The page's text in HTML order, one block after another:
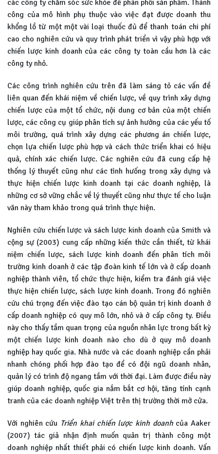
các công ty chăm sóc sức khỏe để phân phối sản phẩm. Thành
công của mô hình phụ thuộc vào việc đạt được doanh thu
khổng lồ từ một một vài loại thuốc đủ để thanh toán chi phí
cao cho nghiên cứu và quy trình phát triển vì vậy phù hợp với
chiến lược kinh doanh của các công ty toàn cầu hơn là các
công ty nhỏ.
Các công trình nghiên cứu trên đã làm sáng tỏ các vấn đề
liên quan đến khái niệm về chiến lược, về quy trình xây dựng
chiến lược của một tổ chức, nội dung cơ bản của một chiến
lược, các công cụ giúp phân tích sự ảnh hưởng của các yếu tố
môi trường, quá trình xây dựng các phương án chiến lược,
chọn lựa chiến lược phù hợp và cách thức triển khai có hiệu
quả, chính xác chiến lược. Các nghiên cứu đã cung cấp hệ
thống lý thuyết cũng như các tình hưống trong xây dựng và
thực hiện chiến lược kinh doanh tại các doanh nghiệp, là
những cơ sở vững chắc về lý thuyết cũng như thực tế cho luận
văn này tham khảo trong quá trình thực hiện.
Nghiên cứu chiến lược và sách lược kinh doanh của Smith và
cộng sự (2003) cung cấp những kiến thức cần thiết, từ khái
niệm chiến lược, sách lược kinh doanh đến phân tích môi
trường kinh doanh ở các tập đoàn kinh tế lớn và ở cấp doanh
nghiệp thành viên, tổ chức thực hiện, kiểm tra đánh giá việc
thực hiện chiến lược, sách lược kinh doanh. Trong đó nghiên
cứu chú trọng đến việc đào tạo cán bộ quản trị kinh doanh ở
cấp doanh nghiệp có quy mô lớn, nhỏ và ở cấp công ty. Điều
này cho thấy tầm quan trọng của nguồn nhân lực trong bất kỳ
một chiến lược kinh doanh nào cho dù ở quy mô doanh
nghiệp hay quốc gia. Nhà nước và các doanh nghiệp cần phải
nhanh chóng phối hợp đào tạo để có đội ngũ doanh nhân,
quản lý có trình độ ngang tầm với thời đại. Làm được điều này
giúp doanh nghiệp, quốc gia nắm bắt cơ hội, tăng tính cạnh
tranh của các doanh nghiệp Việt trên thị trường thời mở cửa.
Với nghiên cứu Triển khai chiến lược kinh doanhcủa Aaker
(2007) tác giả nhận định muốn quản trị thành công một
doanh nghiệp nhất thiết phải có chiến lược kinh doanh. Vấn